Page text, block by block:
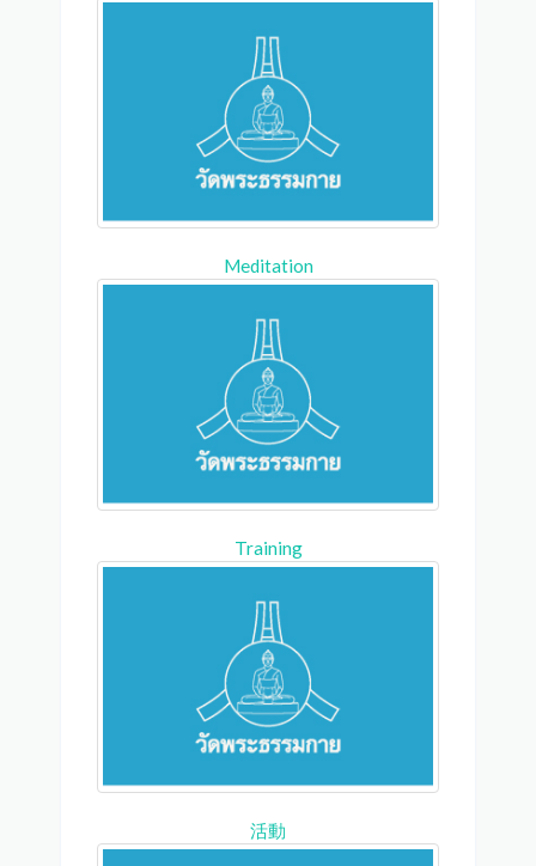
Meditation
Training
活動